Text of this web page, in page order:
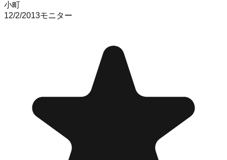
小町
12/2/2013モニター